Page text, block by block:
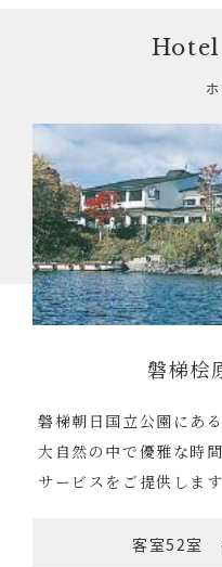
Hotel
磐梯桧
磐梯朝日国立公園にあ
大自然の中で優雅な時
サービスをご提供します
客室52室